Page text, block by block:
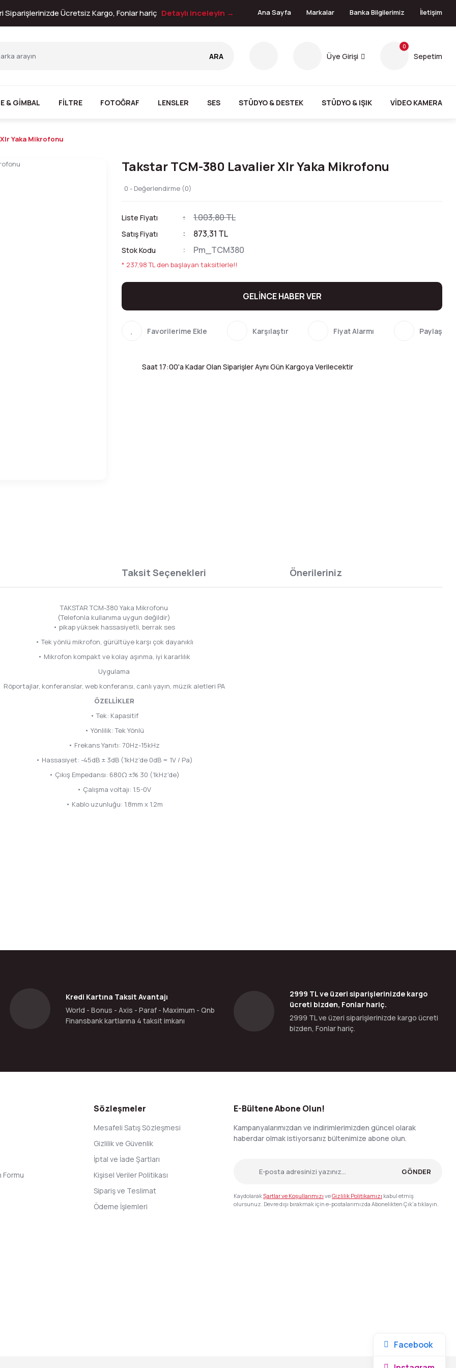
Siparişlerinizde Ücretsiz Kargo, Fonlar hariç Detaylı inceleyin → Ana Sayfa Markalar Banka Bilgilerimiz İletişim
ARA Üye Girişi
0
Sepetim
& GİMBAL FİLTRE FOTOĞRAF LENSLER SES STÜDYO & DESTEK STÜDYO & IŞIK VİDEO KAMERA
Yaka Mikrofonu
Takstar TCM-380 Lavalier Xlr Yaka Mikrofonu
0 - Değerlendirme (0)
Liste Fiyatı 1.003,80 TL
Satış Fiyatı 873,31 TL
Stok Kodu Pm_TCM380
* 237,98 TL den başlayan taksitlerle!!
GELİNCE HABER VER
Karşılaştır Fiyat Alarmı Paylaş
Saat 17:00'a Kadar Olan Siparişler Aynı Gün Kargoya Verilecektir
Taksit Seçenekleri Önerileriniz
TAKSTAR TCM-380 Yaka Mikrofonu
(Telefonla kullanıma uygun değildir)
• pikap yüksek hassasiyetli, berrak ses
• Tek yönlü mikrofon, gürültüye karşı çok dayanıklı
• Mikrofon kompakt ve kolay aşınma, iyi kararlılık
Uygulama
Röportajlar, konferanslar, web konferansı, canlı yayın, müzik aletleri PA
ÖZELLİKLER
• Tek: Kapasitif
• Yönlilik: Tek Yönlü
• Frekans Yanıtı: 70Hz-15kHz
• Hassasiyet: -45dB ± 3dB (1kHz'de 0dB = 1V / Pa)
• Çıkış Empedansı: 680Ω ±% 30 (1kHz'de)
• Çalışma voltajı: 1.5-0V
• Kablo uzunluğu: 1.8mm x 1.2m
Yorum Yaz
gördüğünüz noktaları öneri formunu kullanarak tarafımıza iletebilirsiniz.
Kredi Kartına Taksit Avantajı
World - Bonus - Axis - Paraf - Maximum - Qnb
Finansbank kartlarına 4 taksit imkanı
2999 TL ve üzeri siparişlerinizde kargo
ücreti bizden, Fonlar hariç.
2999 TL ve üzeri siparişlerinizde kargo ücreti
bizden, Fonlar hariç.
Formu
Sözleşmeler
Mesafeli Satış Sözleşmesi
Gizlilik ve Güvenlik
İptal ve İade Şartları
Kişisel Veriler Politikası
Sipariş ve Teslimat
Ödeme İşlemleri
E-Bültene Abone Olun!
Kampanyalarımızdan ve indirimlerimizden güncel olarak
haberdar olmak istiyorsanız bültenimize abone olun.
GÖNDER
KaydolarakŞartlar ve Koşullarımızı veGizlilik Politikamızı kabul etmiş
olursunuz. Devre dışı bırakmak için e-postalarımızda Abonelikten Çık'a tıklayın.
Facebook